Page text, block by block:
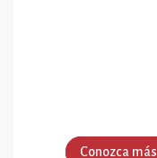
Conozca más